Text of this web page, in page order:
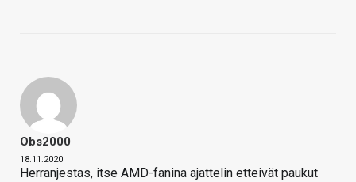
Obs2000
18.11.2020
Herranjestas, itse AMD-fanina ajattelin etteivät paukut